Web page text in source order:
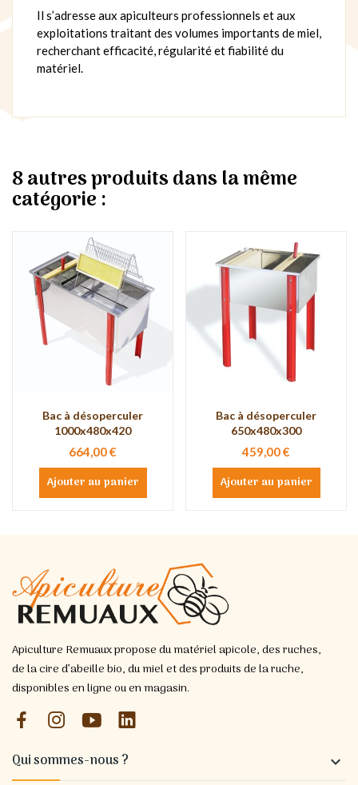
Il s’adresse aux apiculteurs professionnels et aux
exploitations traitant des volumes importants de miel,
recherchant efficacité, régularité et fiabilité du
matériel.
8 autres produits dans la même
catégorie :
Bac à désoperculer
1000x480x420
664,00 €
Ajouter au panier
Bac à désoperculer
650x480x300
459,00 €
Ajouter au panier
Apiculture Remuaux propose du matériel apicole, des ruches,
de la cire d’abeille bio, du miel et des produits de la ruche,
disponibles en ligne ou en magasin.
Qui sommes-nous ? 